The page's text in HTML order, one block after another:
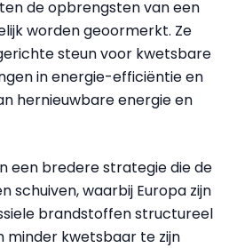
de opbrengsten van een
worden geoormerkt. Ze
steun voor kwetsbare
in energie-efficiëntie en
hernieuwbare energie en
een bredere strategie die de
schuiven, waarbij Europa zijn
brandstoffen structureel
kwetsbaar te zijn